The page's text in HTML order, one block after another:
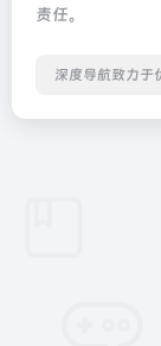
责任。
深度导航致力于